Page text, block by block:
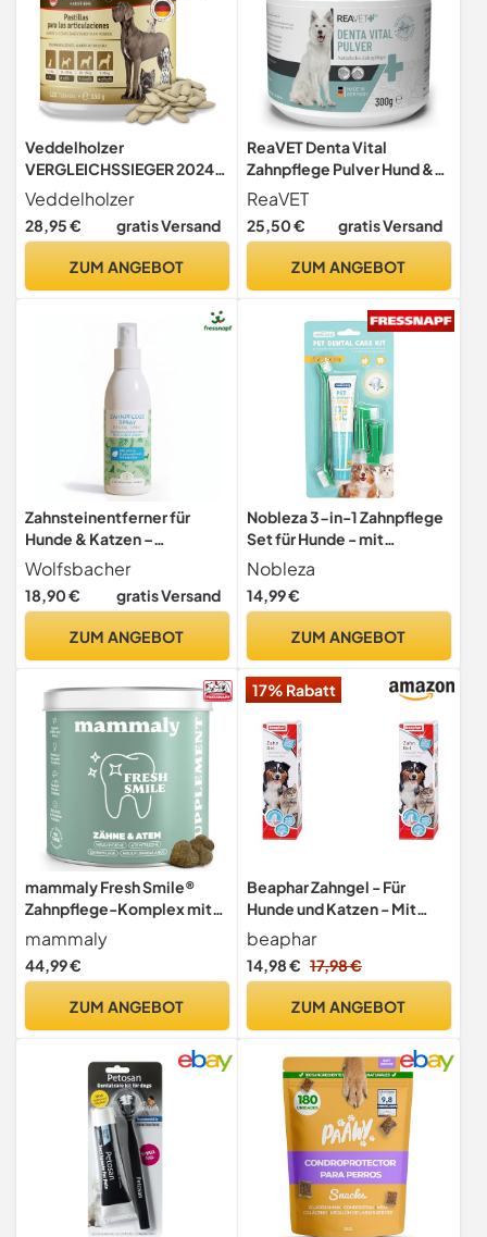
Veddelholzer
VERGLEICHSSIEGER 2024
Hunde Gelenktabletten mit
Grünlippmuschel Hund
MSM & Teufelskralle
Kapseln Hunde Leckerlis
Veddelholzer
28,95 € gratis Versand
ZUM ANGEBOT
ReaVET Denta Vital
Zahnpflege Pulver Hund &
Katzen 300g -
Zahnsteinentferner, Mittel
gegen Zahnstein Hund
bei Hunden, Zahnpflege
ReaVET
25,50 € gratis Versand
ZUM ANGEBOT
Zahnsteinentferner für
Hunde & Katzen –
Natürliches Dentalspray zur
Zahnreinigung ohne Bürsten
– Löst Zahnstein & reduziert
Atem mit Minze 150ml
Wolfsbacher
18,90 € gratis Versand
ZUM ANGEBOT
Nobleza 3-in-1 Zahnpflege
Set für Hunde - mit
Zahnbürste & 70g
Zahnpasta, Farbe:Grün,
Größe:OneSize
Nobleza
14,99 €
ZUM ANGEBOT
mammaly Fresh Smile®
Zahnpflege-Komplex mit
Seealge & Algenöl (bis 60
Tage)
mammaly
44,99 €
ZUM ANGEBOT
17% Rabatt
Beaphar Zahngel - Für
Hunde und Katzen - Mit
Leber-Geschmack -
Zahnpflege ohne
Zahnbürste - 100 g
beaphar
14,98 € 17,98 €
ZUM ANGEBOT